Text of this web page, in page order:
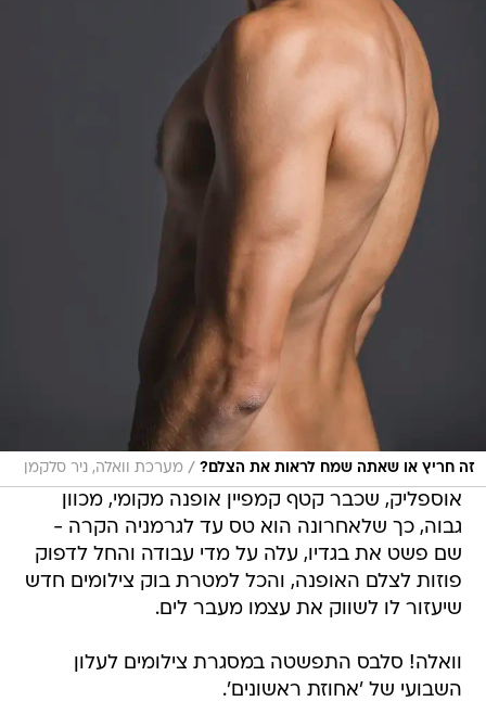
זה חריץ או שאתה שמח לראות את הצלם? / מערכת וואלה, ניר סלקמן
אוספליק, שכבר קטף קמפיין אופנה מקומי, מכוון
גבוה, כך שלאחרונה הוא טס עד לגרמניה הקרה -
שם פשט את בגדיו, עלה על מדי עבודה והחל לדפוק
פוזות לצלם האופנה, והכל למטרת בוק צילומים חדש
שיעזור לו לשווק את עצמו מעבר לים.
וואלה! סלבס התפשטה במסגרת צילומים לעלון
השבועי של 'אחוזת ראשונים'.